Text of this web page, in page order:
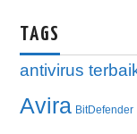
TAGS
antivirus
Avira BitDefender